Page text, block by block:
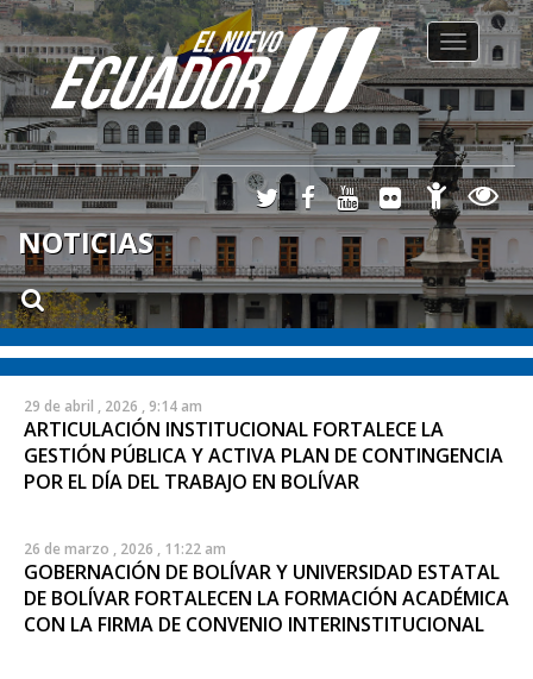
Toggle
navigation
NOTICIAS
29 de abril , 2026 , 9:14 am
ARTICULACIÓN INSTITUCIONAL FORTALECE LA
GESTIÓN PÚBLICA Y ACTIVA PLAN DE CONTINGENCIA
POR EL DÍA DEL TRABAJO EN BOLÍVAR
26 de marzo , 2026 , 11:22 am
GOBERNACIÓN DE BOLÍVAR Y UNIVERSIDAD ESTATAL
DE BOLÍVAR FORTALECEN LA FORMACIÓN ACADÉMICA
CON LA FIRMA DE CONVENIO INTERINSTITUCIONAL